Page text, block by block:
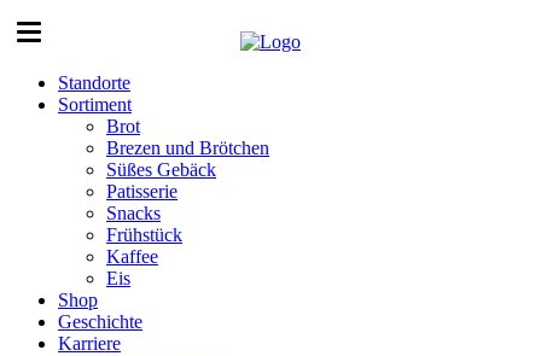
Standorte
Sortiment
Brot
Brezen und Brötchen
Süßes Gebäck
Patisserie
Snacks
Frühstück
Kaffee
Eis
Shop
Geschichte
Karriere